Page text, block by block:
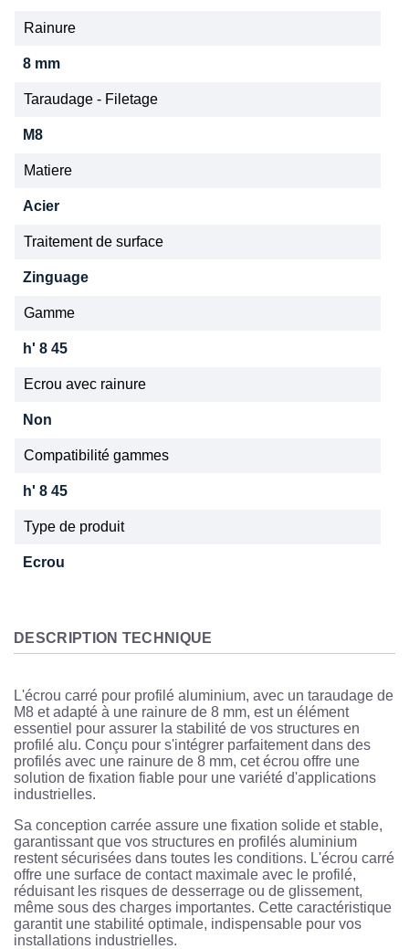
Rainure
8 mm
Taraudage - Filetage
M8
Matiere
Acier
Traitement de surface
Zinguage
Gamme
h' 8 45
Ecrou avec rainure
Non
Compatibilité gammes
h' 8 45
Type de produit
Ecrou
DESCRIPTION TECHNIQUE
L'écrou carré pour profilé aluminium, avec un taraudage de
M8 et adapté à une rainure de 8 mm, est un élément
essentiel pour assurer la stabilité de vos structures en
profilé alu. Conçu pour s'intégrer parfaitement dans des
profilés avec une rainure de 8 mm, cet écrou offre une
solution de fixation fiable pour une variété d'applications
industrielles.
Sa conception carrée assure une fixation solide et stable,
garantissant que vos structures en profilés aluminium
restent sécurisées dans toutes les conditions. L'écrou carré
offre une surface de contact maximale avec le profilé,
réduisant les risques de desserrage ou de glissement,
même sous des charges importantes. Cette caractéristique
garantit une stabilité optimale, indispensable pour vos
installations industrielles.